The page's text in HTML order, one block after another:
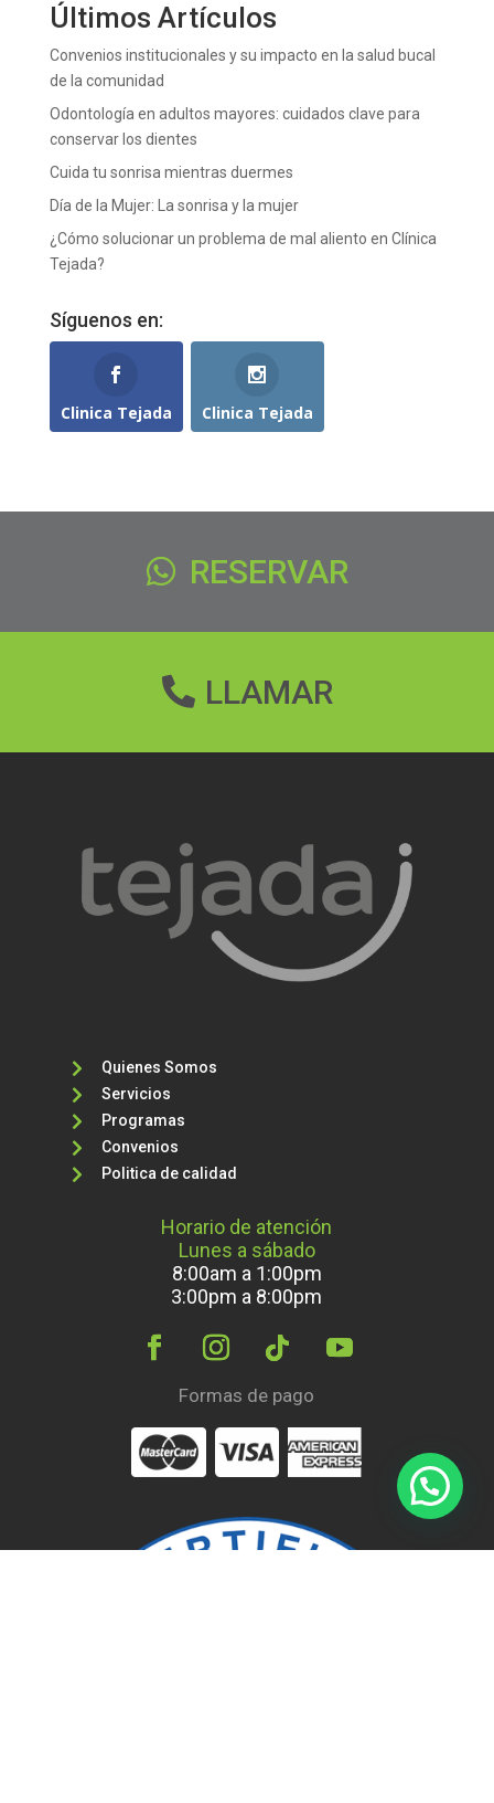
Últimos Artículos
Convenios institucionales y su impacto en la salud bucal
de la comunidad
Odontología en adultos mayores: cuidados clave para
conservar los dientes
Cuida tu sonrisa mientras duermes
Día de la Mujer: La sonrisa y la mujer
¿Cómo solucionar un problema de mal aliento en Clínica
Tejada?
Síguenos en:
Clinica Tejada Clinica Tejada
RESERVAR
LLAMAR

Quienes Somos

Servicios

Programas

Convenios

Politica de calidad
Horario de atención
Lunes a sábado
8:00am a 1:00pm
3:00pm a 8:00pm
Formas de pago